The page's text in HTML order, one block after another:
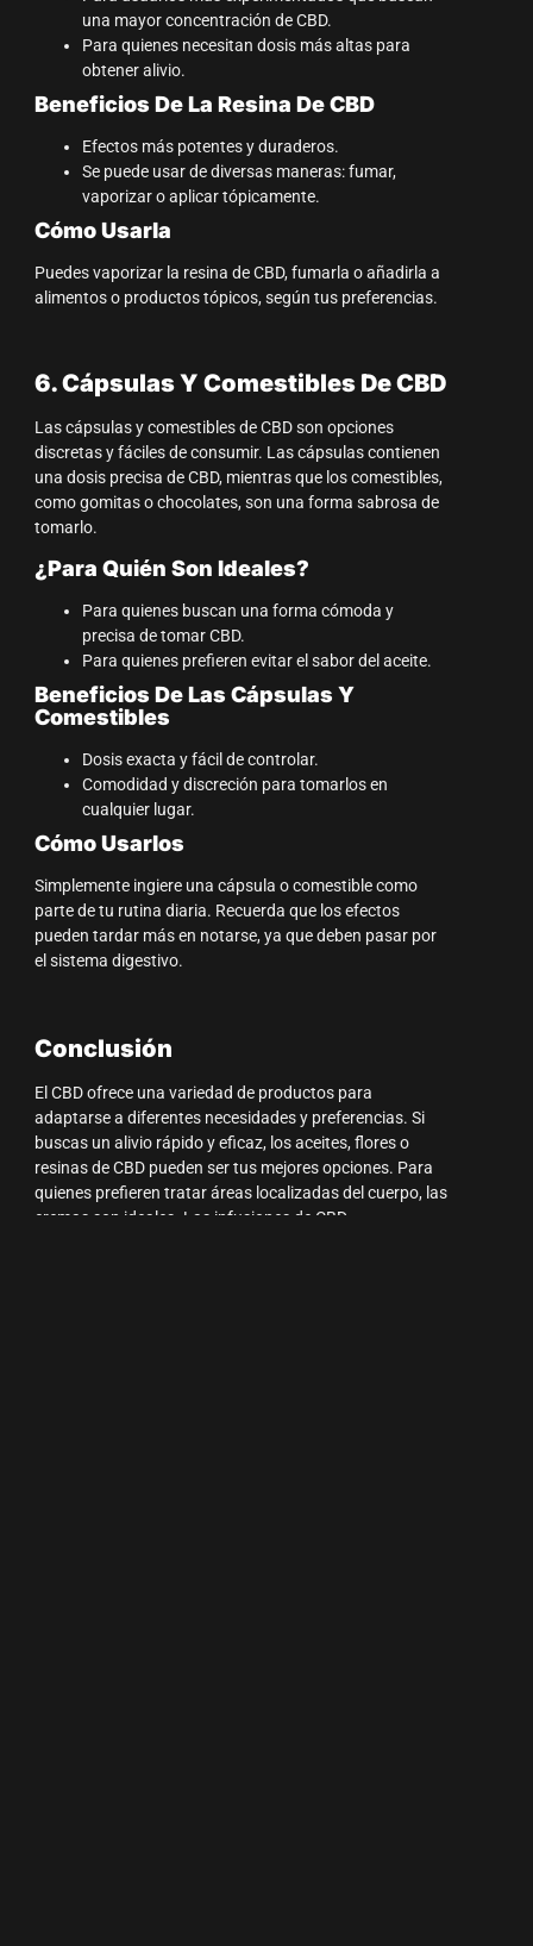
una mayor concentración de CBD.
Para quienes necesitan dosis más altas para
obtener alivio.
Beneficios De La Resina De CBD
Efectos más potentes y duraderos.
Se puede usar de diversas maneras: fumar,
vaporizar o aplicar tópicamente.
Cómo Usarla
Puedes vaporizar la resina de CBD, fumarla o añadirla a
alimentos o productos tópicos, según tus preferencias.
6. Cápsulas Y Comestibles De CBD
Las cápsulas y comestibles de CBD son opciones
discretas y fáciles de consumir. Las cápsulas contienen
una dosis precisa de CBD, mientras que los comestibles,
como gomitas o chocolates, son una forma sabrosa de
tomarlo.
¿Para Quién Son Ideales?
Para quienes buscan una forma cómoda y
precisa de tomar CBD.
Para quienes prefieren evitar el sabor del aceite.
Beneficios De Las Cápsulas Y
Comestibles
Dosis exacta y fácil de controlar.
Comodidad y discreción para tomarlos en
cualquier lugar.
Cómo Usarlos
Simplemente ingiere una cápsula o comestible como
parte de tu rutina diaria. Recuerda que los efectos
pueden tardar más en notarse, ya que deben pasar por
el sistema digestivo.
Conclusión
El CBD ofrece una variedad de productos para
adaptarse a diferentes necesidades y preferencias. Si
buscas un alivio rápido y eficaz, los aceites, flores o
resinas de CBD pueden ser tus mejores opciones. Para
quienes prefieren tratar áreas localizadas del cuerpo, las
cremas son ideales. Las infusiones de CBD